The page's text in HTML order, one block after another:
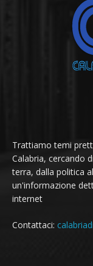
Trattiamo temi
Calabria, cercando
terra, dalla politica
un'informazione
internet
Contattaci: